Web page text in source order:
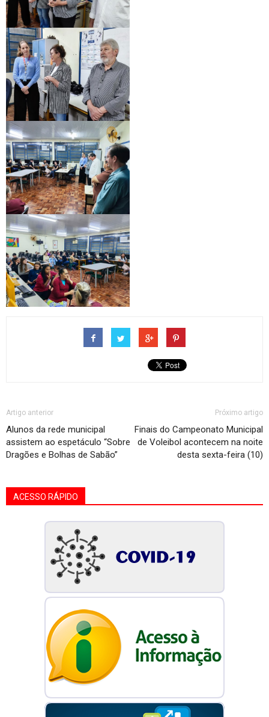
Artigo anterior
Alunos da rede municipal
assistem ao espetáculo “Sobre
Dragões e Bolhas de Sabão”
Próximo artigo
Finais do Campeonato Municipal
de Voleibol acontecem na noite
desta sexta-feira (10)
ACESSO RÁPIDO